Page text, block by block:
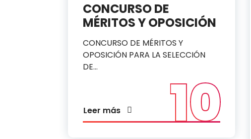
CONCURSO DE
MÉRITOS Y OPOSICIÓN
CONCURSO DE MÉRITOS Y
OPOSICIÓN PARA LA SELECCIÓN
DE…
Leer más 10